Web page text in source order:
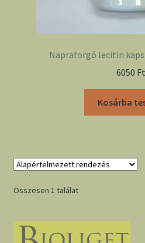
Napraforgó lecitin
6050 Ft
Kosárba
Összesen 1 találat